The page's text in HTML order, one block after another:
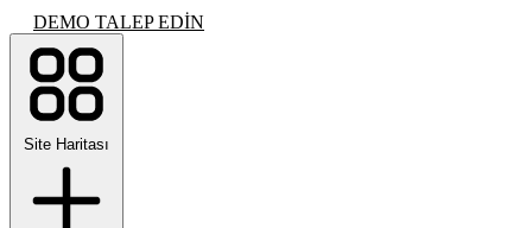
DEMO TALEP EDİN
Site Haritası